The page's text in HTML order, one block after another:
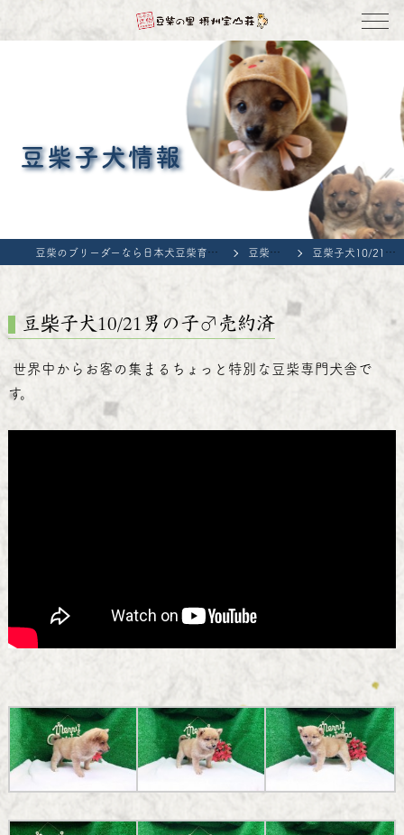
豆柴子犬情報
豆柴のブリーダーなら日本犬豆柴育成普及会 豆柴の里・摂州宝山荘 豆柴子犬情報 豆柴子犬10/21男の子♂売約済
豆柴子犬10/21男の子♂売約済
世界中からお客の集まるちょっと特別な豆柴専門犬舎で
す。